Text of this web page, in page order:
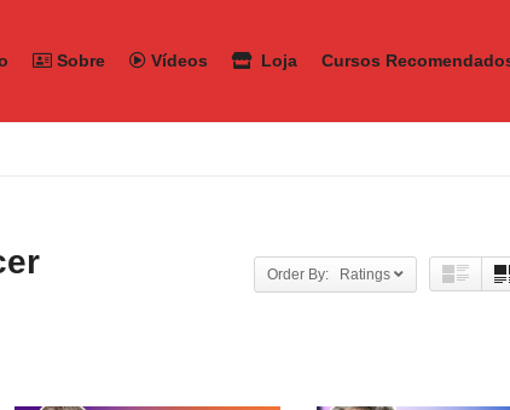
Sobre Vídeos Loja Cursos
Order By: Ratings